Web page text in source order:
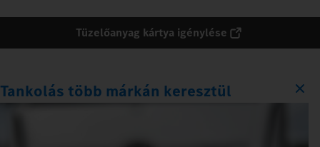
Tüzelőanyag kártya igénylése
Tankolás több márkán keresztül